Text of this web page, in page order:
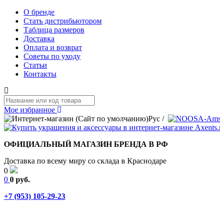
О бренде
Стать дистрибьютором
Таблица размеров
Доставка
Оплата и возврат
Советы по уходу
Статьи
Контакты
Мое избранное
Рус /
ОФИЦИАЛЬНЫЙ МАГАЗИН БРЕНДА В РФ
Доставка по всему миру со склада в Краснодаре
0
0 0 руб.
+7 (953) 105-29-23